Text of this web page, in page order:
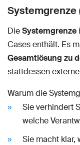
Systemgrenze
DieSystemgrenze
Cases enthält. Es
Gesamtlösung zu
stattdessen
Warum die
Sie verhindert
welche
Sie macht klar,